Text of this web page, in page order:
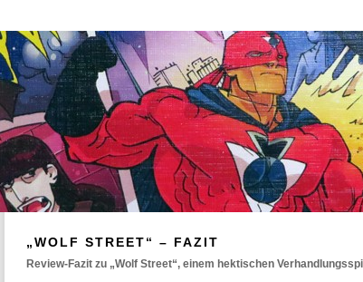
„WOLF STREET“ – FAZIT
Review-Fazit zu „Wolf Street“, einem hektischen